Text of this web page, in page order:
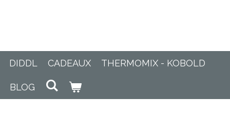
DIDDL CADEAUX THERMOMIX - KOBOLD
BLOG